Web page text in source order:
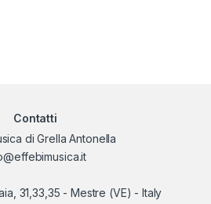
Contatti
di Grella Antonella
31,33,35 - Mestre (VE) - Italy